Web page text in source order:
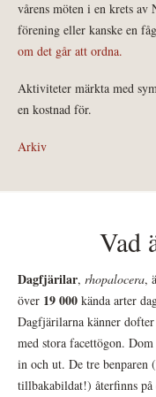
vårens möten i en krets av
förening eller kanske en
om det går att ordna.
Aktiviteter märkta med
en kostnad för.
Arkiv
Vad
Dagfjärilar, rhopalocera,
över 19 000 kända arter
Dagfjärilarna känner
med stora facettögon.
in och ut. De tre benparen
tillbakabildat!) återfinns på